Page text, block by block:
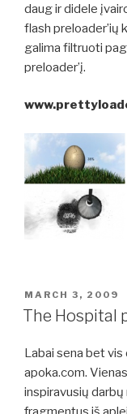
daug ir didele
flash preloader’ių
galima filtruoti
preloader’į.
POSTED
ON
MARCH 3, 2009
The Hospital
Labai sena bet
apoka.com.
inspiravusių